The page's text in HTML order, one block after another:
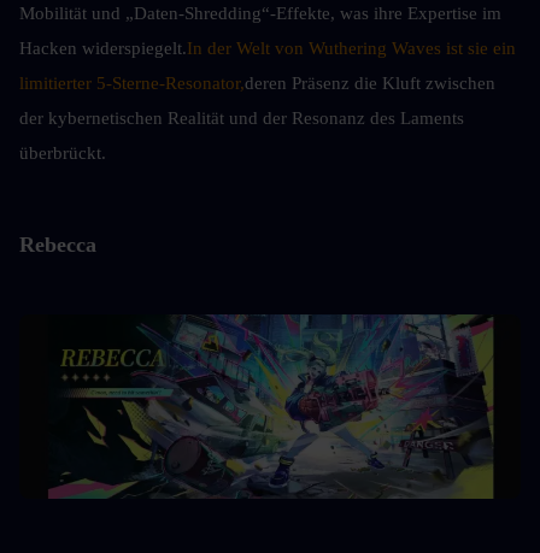
Mobilität und „Daten-Shredding“-Effekte, was ihre Expertise im
Hacken widerspiegelt.In der Welt von Wuthering Waves ist sie ein
limitierter 5-Sterne-Resonator,deren Präsenz die Kluft zwischen
der kybernetischen Realität und der Resonanz des Laments
überbrückt.
Rebecca